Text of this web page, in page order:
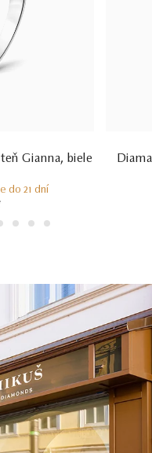
Gianna, biele
do 21 dní
7 8 9 10